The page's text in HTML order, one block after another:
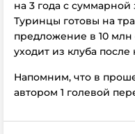
на 3 года с суммарной
Туринцы готовы на
предложение в 10
уходит из клуба после
Напомним, что в
автором 1 голевой